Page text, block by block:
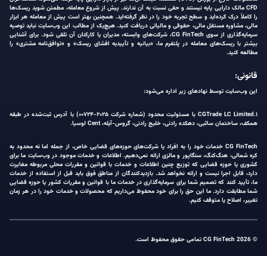
CFD مالک دارایی پایه نیستند و حقی نسبت به آن ندارند. پیش از شروع معامله، مطمئن شوید ریسک‌ها
را کاملاً درک کرده‌اید و سطح تجربه خود را در نظر گرفته‌اید. همچنین بهتر است پیش از معامله هر ابزار
مالی، مشاوره مستقل مالی، حقوقی و مالیاتی دریافت کنید. هیچ‌یک از مطالب این وب‌سایت نباید توصیه
سرمایه‌گذاری از سوی CG FinTech، شرکت‌های وابسته، مدیران یا کارکنان آن تلقی شود. برای آشنایی
بیشتر با ریسک‌های معامله در پلتفرم ما، «بیانیه و تأییدیه افشای ریسک» و «توافق‌نامه مشتری» را
مطالعه کنید.
قانونی:
این وب‌سایت توسط نهادهای زیر اداره می‌شود:
۱.CGTrade LC Limited با مسئولیت محدود (شماره شرکت ۲۰۲۵-۰۰۷۲۴) با آدرس ثبت‌شده در طبقه
همکف، ساختمان ساثبی، دهکده رادنی، خلیج رادنی، گروس-آیله، Cent لوسیا.
CG FinTech خدمات خود را به افراد یا شرکت‌های حوزه‌های قضایی خاص، از جمله اما نه محدود به
کره شمالی، هنگ‌کنگ، سنگاپور و مالزی ارائه نمی‌دهیم. اطلاعات و خدمات موجود در وب‌سایت ما برای
کشوری یا حوزه قضایی که توزیع چنین اطلاعات و خدمات با قوانین و مقررات محلی مربوطه مغایرت
دارد، قابل اجرا نیست و ارائه نخواهد شد. بازدیدکنندگان از مناطق فوق باید قبل از استفاده از خدمات
ما، تأیید کنند که تصمیم شما برای سرمایه‌گذاری در خدمات ما با قوانین و مقررات کشور یا حوزه قضایی
شما مطابقت دارد. ما این حق را برای خود محفوظ می‌داریم که محصولات و خدمات خود را در هر زمان
تغییر، اصلاح یا متوقف کنیم.
© 2026 CG FinTech تمامی حقوق محفوظ است.